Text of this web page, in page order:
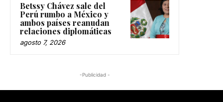
Betssy Chávez sale del
Perú rumbo a México y
ambos países reanudan
relaciones diplomáticas
agosto 7, 2026
-Publicidad -